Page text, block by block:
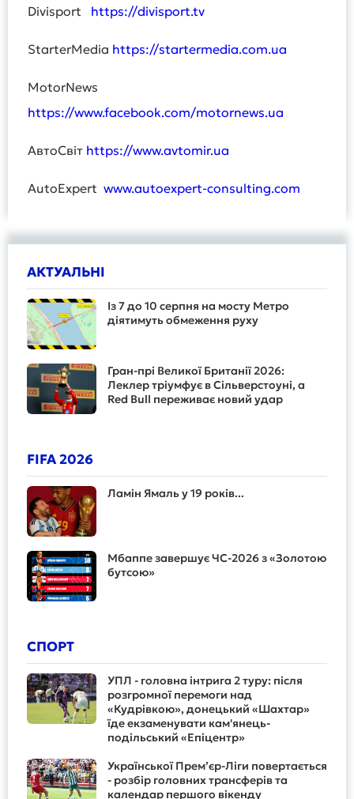
Divisport https://divisport.tv
StarterMedia https://startermedia.com.ua
MotorNews
https://www.facebook.com/motornews.ua
АвтоСвіт https://www.avtomir.ua
AutoExpert www.autoexpert-consulting.com
АКТУАЛЬНІ
Із 7 до 10 серпня на мосту Метро
діятимуть обмеження руху
Гран-прі Великої Британії 2026:
Леклер тріумфує в Сільверстоуні, а
Red Bull переживає новий удар
FIFA 2026
Ламін Ямаль у 19 років...
Мбаппе завершує ЧС-2026 з «Золотою
бутсою»
СПОРТ
УПЛ - головна інтрига 2 туру: після
розгромної перемоги над
«Кудрівкою», донецький «Шахтар»
їде екзаменувати кам'янець-
подільський «Епіцентр»
Української Прем’єр-Ліги повертається
- розбір головних трансферів та
календар першого вікенду